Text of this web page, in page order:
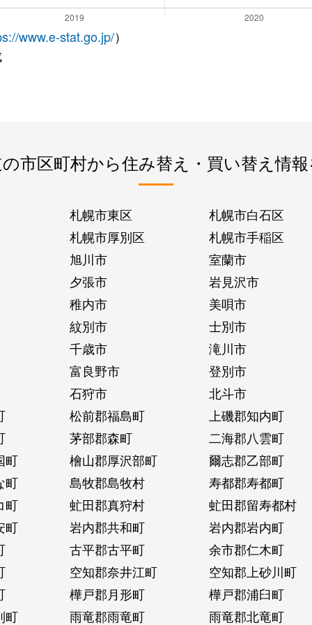
www.e-stat.go.jp/）
市区町村から住み替え・買い替え情
札幌市東区
札幌市白石区
札幌市厚別区
札幌市手稲区
旭川市
室蘭市
夕張市
岩見沢市
稚内市
美唄市
紋別市
士別市
千歳市
滝川市
富良野市
登別市
石狩市
北斗市
松前郡福島町
上磯郡知内町
茅部郡森町
二海郡八雲町
町
檜山郡厚沢部町
爾志郡乙部町
町
島牧郡島牧村
寿都郡寿都町
町
虻田郡真狩村
虻田郡留寿都村
町
岩内郡共和町
岩内郡岩内町
古平郡古平町
余市郡仁木町
空知郡奈井江町
空知郡上砂川町
樺戸郡月形町
樺戸郡浦臼町
町
雨竜郡雨竜町 雨竜郡北竜町